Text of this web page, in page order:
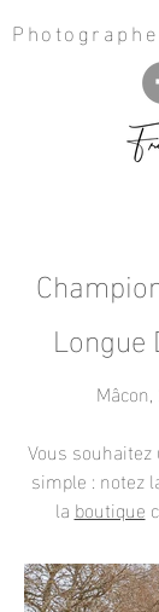
Vous
simple : notez
la boutique